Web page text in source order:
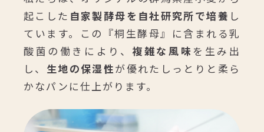
起こした 自家製酵母を自社研究所で培養 し
ています。この『桐生酵母』に含まれる乳
酸菌の働きにより、 複雑な風味 を生み出
し、 生地の保湿性が優れたしっとりと柔ら
かなパンに仕上がります。